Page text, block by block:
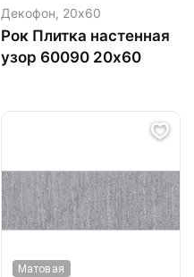
Декофон, 20х60
Рок Плитка настенная
узор 60090 20х60
Матовая